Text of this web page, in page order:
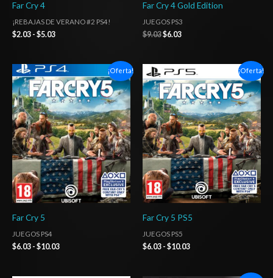
Far Cry 4
¡REBAJAS DE VERANO #2 PS4!
$2.03 - $5.03
Far Cry 4 Gold Edition
JUEGOS PS3
$9.03$6.03
¡Oferta!
Far Cry 5
JUEGOS PS4
$6.03 - $10.03
Rango
de
precios:
desde
$6.03
hasta
$10.03
¡Oferta!
Far Cry 5 PS5
JUEGOS PS5
$6.03 - $10.03
Rango
de
precios:
desde
$6.03
hasta
$10.03